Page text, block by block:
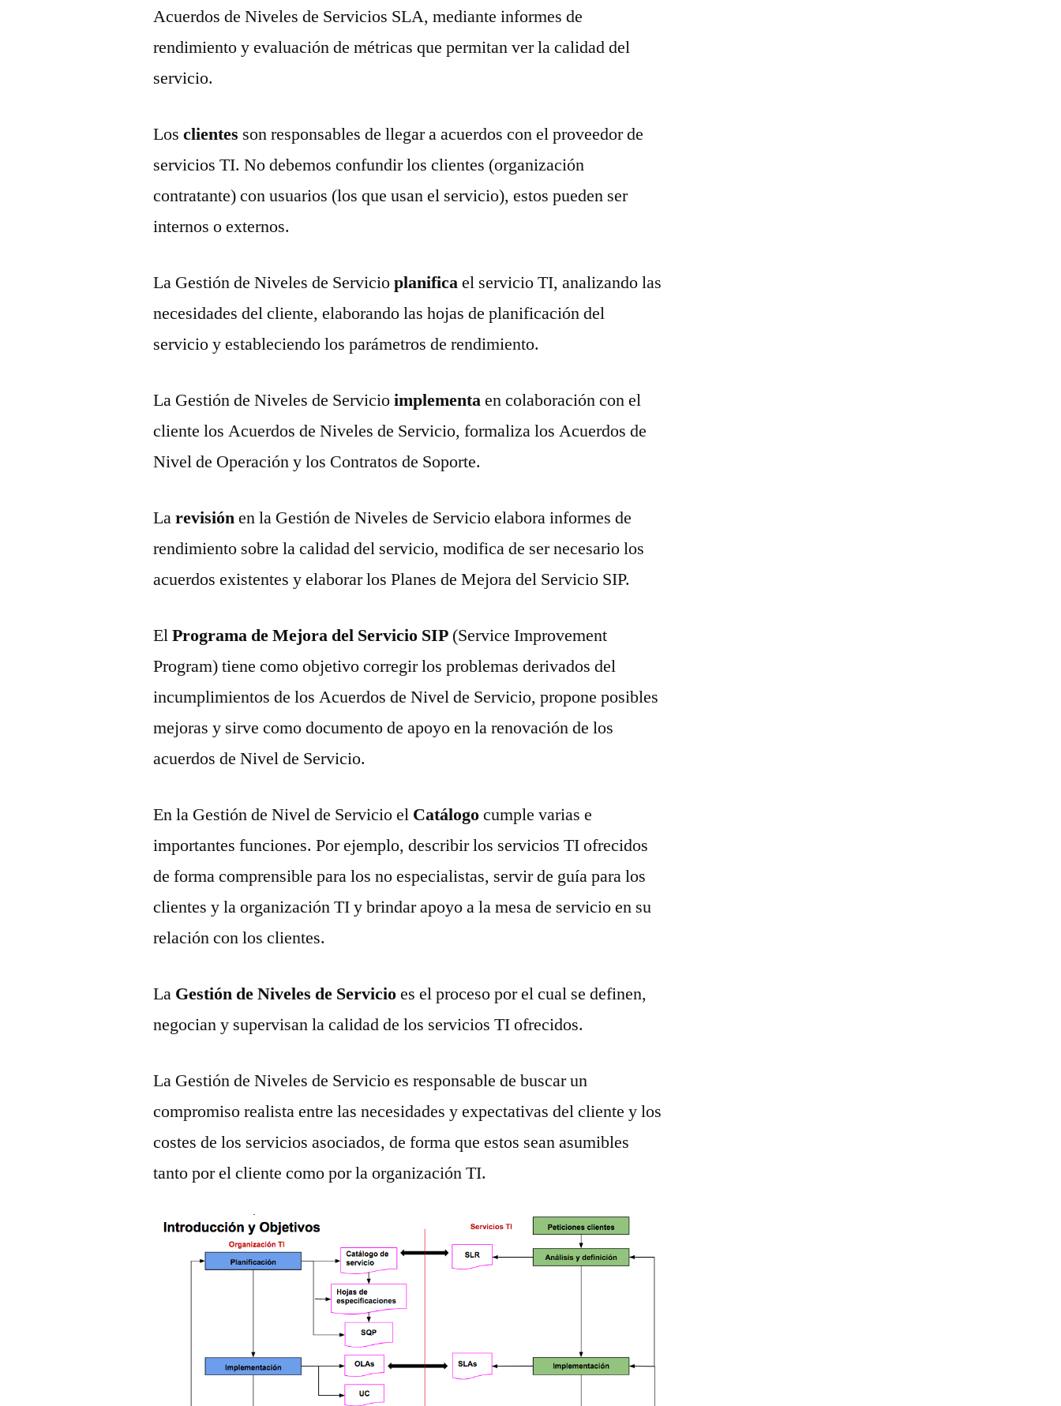
Acuerdos de Niveles de Servicios SLA, mediante informes de
rendimiento y evaluación de métricas que permitan ver la calidad del
servicio.
Losclientes son responsables de llegar a acuerdos con el proveedor de
servicios TI. No debemos confundir los clientes (organización
contratante) con usuarios (los que usan el servicio), estos pueden ser
internos o externos.
La Gestión de Niveles de Servicioplanificael servicio TI, analizando las
necesidades del cliente, elaborando las hojas de planificación del
servicio y estableciendo los parámetros de rendimiento.
La Gestión de Niveles de Servicioimplementaen colaboración con el
cliente los Acuerdos de Niveles de Servicio, formaliza los Acuerdos de
Nivel de Operación y los Contratos de Soporte.
Larevisiónen la Gestión de Niveles de Servicio elabora informes de
rendimiento sobre la calidad del servicio, modifica de ser necesario los
acuerdos existentes y elaborar los Planes de Mejora del Servicio SIP.
ElPrograma de Mejora del Servicio SIP (Service Improvement
Program) tiene como objetivo corregir los problemas derivados del
incumplimientos de los Acuerdos de Nivel de Servicio, propone posibles
mejoras y sirve como documento de apoyo en la renovación de los
acuerdos de Nivel de Servicio.
En la Gestión de Nivel de Servicio el Catálogocumple varias e
importantes funciones. Por ejemplo, describir los servicios TI ofrecidos
de forma comprensible para los no especialistas, servir de guía para los
clientes y la organización TI y brindar apoyo a la mesa de servicio en su
relación con los clientes.
La Gestión de Niveles de Servicioes el proceso por el cual se definen,
negocian y supervisan la calidad de los servicios TI ofrecidos.
La Gestión de Niveles de Servicio es responsable de buscar un
compromiso realista entre las necesidades y expectativas del cliente y los
costes de los servicios asociados, de forma que estos sean asumibles
tanto por el cliente como por la organización TI.